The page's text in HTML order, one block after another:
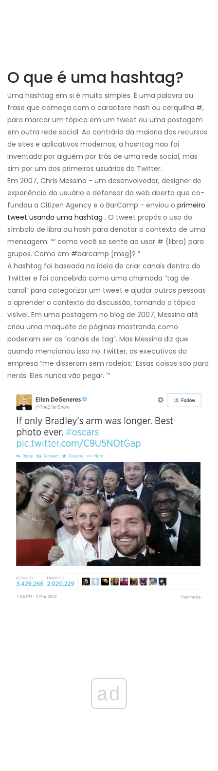
O que é uma hashtag?
Uma hashtag em si é muito simples. É uma palavra ou
frase que começa com o caractere hash ou cerquilha #,
para marcar um tópico em um tweet ou uma postagem
em outra rede social. Ao contrário da maioria dos recursos
de sites e aplicativos modernos, a hashtag não foi
inventada por alguém por trás de uma rede social, mas
sim por um dos primeiros usuários do Twitter.
Em 2007, Chris Messina - um desenvolvedor, designer de
experiência do usuário e defensor da web aberta que co-
fundou a Citizen Agency e o BarCamp - enviou o primeiro
tweet usando uma hashtag . O tweet propôs o uso do
símbolo de libra ou hash para denotar o contexto de uma
mensagem: ““ como você se sente ao usar # (libra) para
grupos. Como em #barcamp [msg]? ”
A hashtag foi baseada na ideia de criar canais dentro do
Twitter e foi concebida como uma chamada “tag de
canal” para categorizar um tweet e ajudar outras pessoas
a aprender o contexto da discussão, tornando o tópico
visível. Em uma postagem no blog de 2007, Messina até
criou uma maquete de páginas mostrando como
poderiam ser os “canais de tag”. Mas Messina diz que
quando mencionou isso no Twitter, os executivos da
empresa “me disseram sem rodeios:‘ Essas coisas são para
nerds. Eles nunca vão pegar. '”
ad